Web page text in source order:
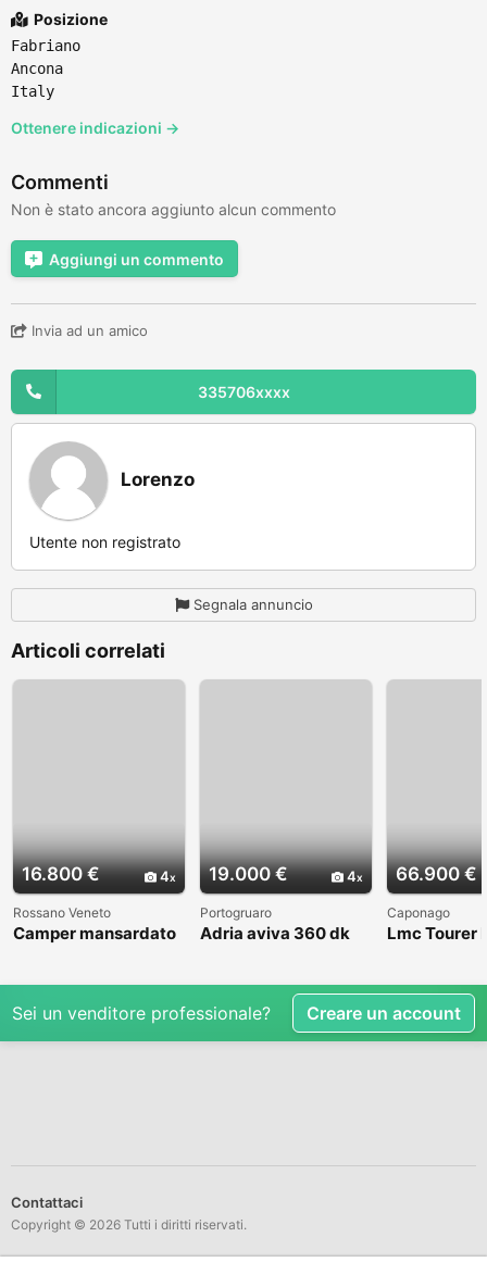
Posizione
Fabriano
Ancona
Italy
Ottenere indicazioni →
Commenti
Non è stato ancora aggiunto alcun commento
Aggiungi un commento
Invia ad un amico
335706xxxx
Lorenzo
Utente non registrato
Segnala annuncio
Articoli correlati
16.800 € 4
Rossano Veneto
Camper mansardato
19.000 € 4
Portogruaro
Adria aviva 360 dk
66.900 €
Caponago
Lmc Tourer
Sei un venditore professionale? Creare un account
Contattaci
Copyright © 2026 Tutti i diritti riservati.